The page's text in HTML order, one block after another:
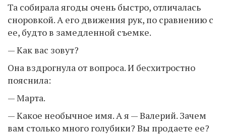
Та собирала ягоды очень быстро, отличалась
сноровкой. А его движения рук, по сравнению с
ее, будто в замедленной съемке.
— Как вас зовут?
Она вздрогнула от вопроса. И бесхитростно
пояснила:
— Марта.
— Какое необычное имя. А я — Валерий. Зачем
вам столько много голубики? Вы продаете ее?